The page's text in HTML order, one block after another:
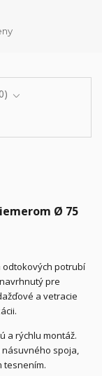
0
Ø 75
potrubí
pre
a vetracie
a rýchlu montáž.
spoja,
tesnením.